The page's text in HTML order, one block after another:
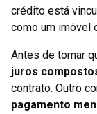
crédito está
como um imóvel
Antes de tomar
juros
contrato. Outro
pagamento